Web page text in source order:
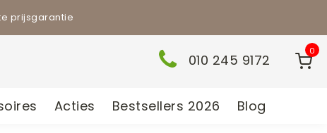
prijsgarantie
010 245 9172
0
Acties Bestsellers 2026 Blog